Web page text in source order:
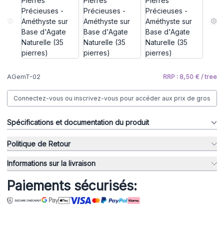
AGemT-02 RRP : 8,50 € / tree
Connectez-vous ou inscrivez-vous pour accéder aux prix de gros
Spécifications et documentation du produit
Politique de Retour
Informations sur la livraison
Paiements sécurisés: